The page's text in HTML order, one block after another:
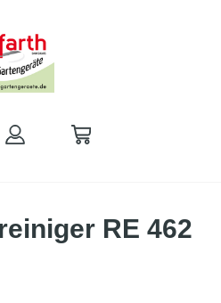
RE 462